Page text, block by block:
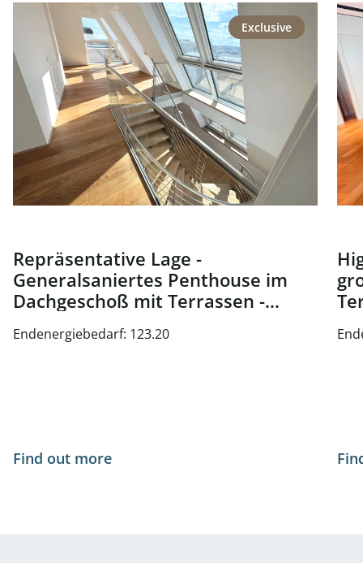
link to page Repräsentative Lage - Generalsaniertes
Exclusive
Repräsentative Lage -
Generalsaniertes Penthouse im
Dachgeschoß mit Terrassen -
kaufen in 1010 Wien
Endenergiebedarf: 123.20
Find out more
link